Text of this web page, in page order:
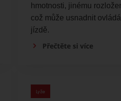
hmotnosti, jinému
což může usnadnit
jízdě.
Přečtěte si více
Lyže